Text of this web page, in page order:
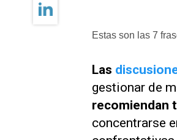
Estas son las 7
Las
gestionar de
recomiendan
concentrarse